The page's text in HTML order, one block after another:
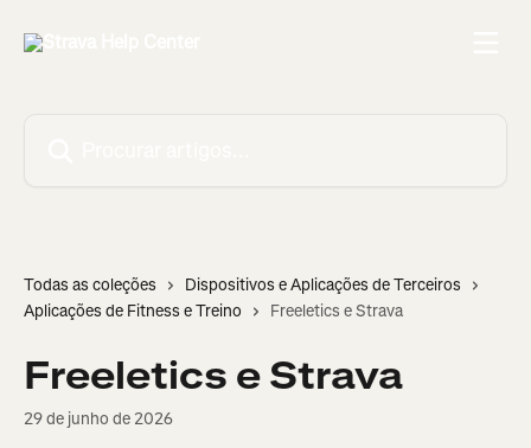
Todas as coleções
Dispositivos e Aplicações de Terceiros
Aplicações de Fitness e Treino
Freeletics e Strava
Freeletics e Strava
29 de junho de 2026